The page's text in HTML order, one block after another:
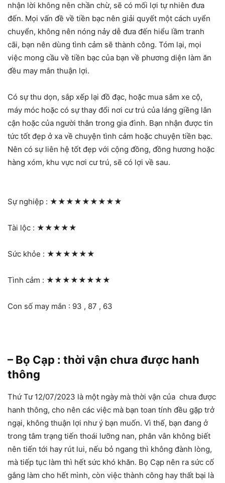
nhận lời không nên chần chừ, sẽ có mối lợi tự nhiên đưa
đến. Mọi vấn đề về tiền bạc nên giải quyết một cách uyển
chuyển, không nên nóng nảy dễ đưa đến hiểu lầm tranh
cãi, bạn nên dùng tình cảm sẽ thành công. Tóm lại, mọi
việc mong cầu về tiền bạc của bạn về phương diện làm ăn
đều may mắn thuận lợi.
Có sự thu dọn, sắp xếp lại đồ đạc, hoặc mua sắm xe cộ,
máy móc hoặc có sự thay đổi nơi cư trú của láng giềng lân
cận hoặc của người thân trong gia đình. Bạn nhận được tin
tức tốt đẹp ở xa về chuyện tình cảm hoặc chuyện tiền bạc.
Nên có sự liên hệ tốt đẹp với cộng đồng, đồng hương hoặc
hàng xóm, khu vực nơi cư trú, sẽ có lợi về sau.
Sự nghiệp : ★★★★★★★★★
Tài lộc : ★★★★★
Sức khỏe : ★★★★★★
Tình cảm : ★★★★★★★★
Con số may mắn : 93 , 87 , 63
– Bọ Cạp : thời vận chưa được hanh
thông
Thứ Tư 12/07/2023 là một ngày mà thời vận của chưa được
hanh thông, cho nên các việc mà bạn toan tính đều gặp trở
ngại, không thuận lợi như ý bạn muốn. Vì thế, bạn đang ở
trong tâm trạng tiến thoái lưỡng nan, phân vân không biết
nên tiến tới hay rút lui, nếu bỏ ngang thì không đành lòng,
mà tiếp tục làm thì hết sức khó khăn. Bọ Cạp nên ra sức cố
gắng làm cho hết mình, còn việc thành công hay thất bại là